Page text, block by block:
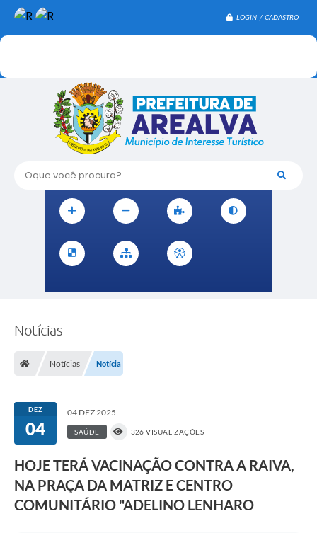
LOGIN / CADASTRO
Oque você procura?
Notícias
Notícias Notícia
DEZ
04
04 DEZ 2025
SAÚDE 326 VISUALIZAÇÕES
HOJE TERÁ VACINAÇÃO CONTRA A RAIVA,
NA PRAÇA DA MATRIZ E CENTRO
COMUNITÁRIO "ADELINO LENHARO